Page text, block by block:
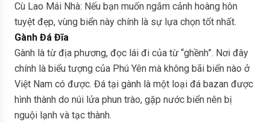
Cù Lao Mái Nhà: Nếu bạn muốn ngắm cảnh hoàng hôn
tuyệt đẹp, vùng biển này chính là sự lựa chọn tốt nhất.
Gành Đá Đĩa
Gành là từ địa phương, đọc lái đi của từ “ghềnh”. Nơi đây
chính là biểu tượng của Phú Yên mà không bãi biển nào ở
Việt Nam có được. Đá tại gành là một loại đá bazan được
hình thành do núi lửa phun trào, gặp nước biển nên bị
nguội lạnh và tạc thành.